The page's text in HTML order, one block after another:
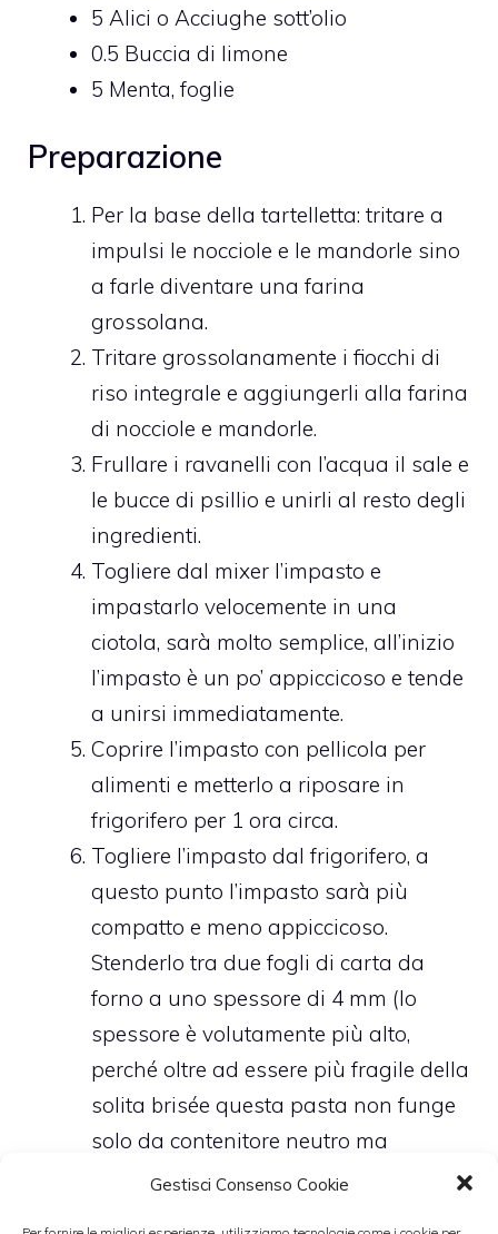
Gestisci Consenso Cookie
5 Alici o Acciughe sott’olio
0.5 Buccia di limone
5 Menta, foglie
Preparazione
Per la base della tartelletta: tritare a
impulsi le nocciole e le mandorle sino
a farle diventare una farina
grossolana.
Tritare grossolanamente i fiocchi di
riso integrale e aggiungerli alla farina
di nocciole e mandorle.
Frullare i ravanelli con l’acqua il sale e
le bucce di psillio e unirli al resto degli
ingredienti.
Togliere dal mixer l’impasto e
impastarlo velocemente in una
ciotola, sarà molto semplice, all’inizio
l’impasto è un po’ appiccicoso e tende
a unirsi immediatamente.
Coprire l’impasto con pellicola per
alimenti e metterlo a riposare in
frigorifero per 1 ora circa.
Togliere l’impasto dal frigorifero, a
questo punto l’impasto sarà più
compatto e meno appiccicoso.
Stenderlo tra due fogli di carta da
forno a uno spessore di 4 mm (lo
spessore è volutamente più alto,
perché oltre ad essere più fragile della
solita brisée questa pasta non funge
solo da contenitore neutro ma
contribuisce ad arricchire il sapore